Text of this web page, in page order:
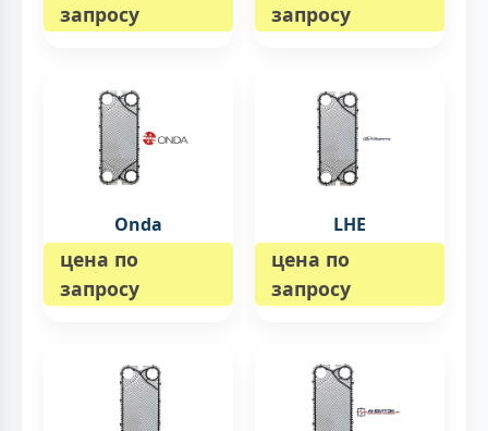
запросу
запросу
Onda
цена по
запросу
LHE
цена по
запросу